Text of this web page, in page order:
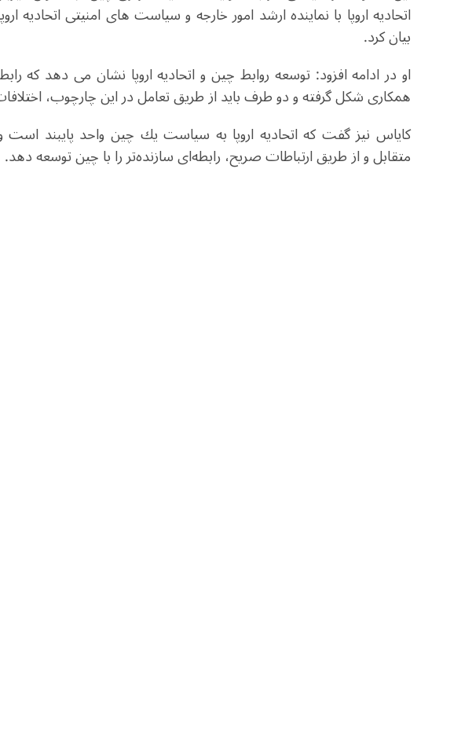
اتحادیه اروپا با نماینده ارشد امور خارجه و سیاست های امنیتی اتحادیه
بیان کرد.
او در ادامه افزود: توسعه روابط چین و اتحادیه اروپا نشان می دهد که
همکاری شکل گرفته و دو طرف باید از طریق تعامل در این چارچوب،
کایاس نیز گفت كه اتحادیه اروپا به سیاست یك چین واحد پایبند
متقابل و از طریق ارتباطات صریح، رابطه‌ای سازنده‌تر را با چین توسعه دهد.